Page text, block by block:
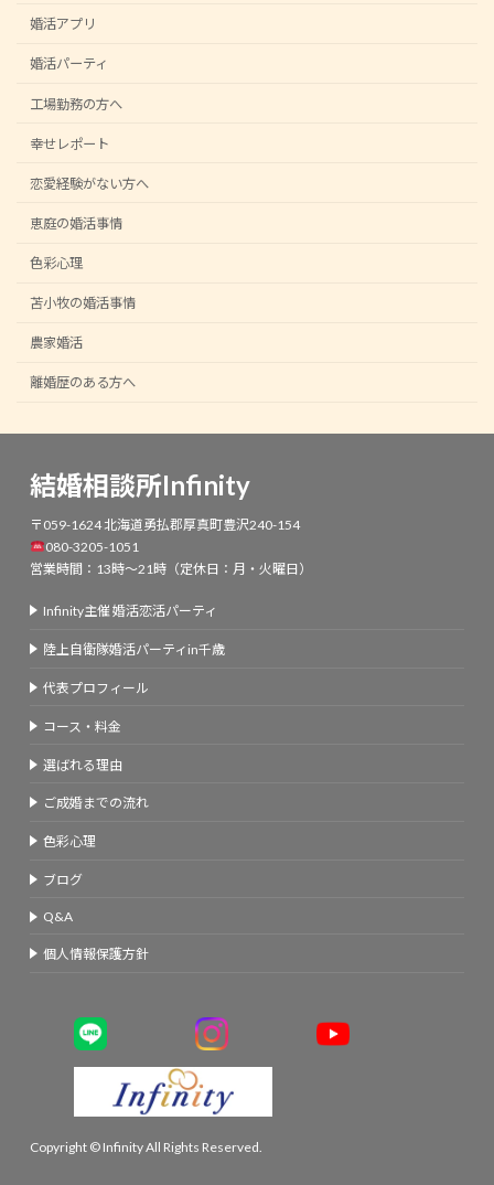
婚活アプリ
婚活パーティ
工場勤務の方へ
幸せレポート
恋愛経験がない方へ
恵庭の婚活事情
色彩心理
苫小牧の婚活事情
農家婚活
離婚歴のある方へ
結婚相談所Infinity
〒059-1624 北海道勇払郡厚真町豊沢240-154
080-3205-1051
営業時間：13時～21時（定休日：月・火曜日）
Infinity主催 婚活恋活パーティ
陸上自衛隊婚活パーティin千歳
代表プロフィール
コース・料金
選ばれる理由
ご成婚までの流れ
色彩心理
ブログ
Q&A
個人情報保護方針
Copyright © Infinity All Rights Reserved.